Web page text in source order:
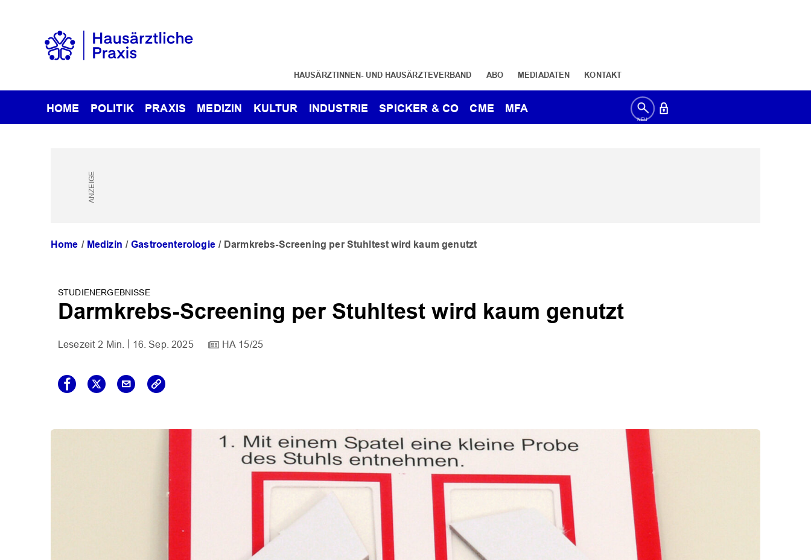
HAUSÄRZTINNEN- UND HAUSÄRZTEVERBAND ABO MEDIADATEN KONTAKT
HOME POLITIK PRAXIS MEDIZIN KULTUR INDUSTRIE SPICKER & CO CME MFA
Home Medizin Gastroenterologie Darmkrebs-Screening per Stuhltest wird kaum genutzt
STUDIENERGEBNISSE
Darmkrebs-Screening per Stuhltest wird kaum genutzt
2 Min. 16. Sep. 2025 HA 15/25